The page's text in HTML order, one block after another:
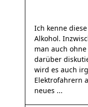
Ich kenne
Alkohol.
man auch
darüber
wird es auch
Elektrofahrern
neues ...